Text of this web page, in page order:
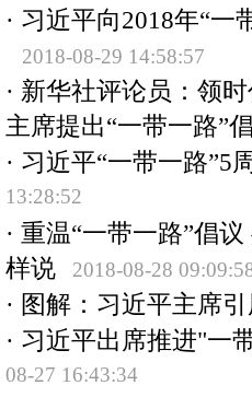
· 习近平向2018年“一
2018-08-29 14:58:57
· 新华社评论员：领
主席提出“一带一路”
· 习近平“一带一路”5
13:28:52
· 重温“一带一路”倡
样说
2018-08-28
· 图解：习近平主席
· 习近平出席推进"一
08-27 16:43:34